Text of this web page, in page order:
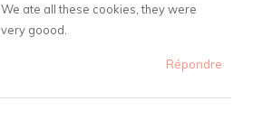
We ate all these cookies, they were
very goood.
Répondre